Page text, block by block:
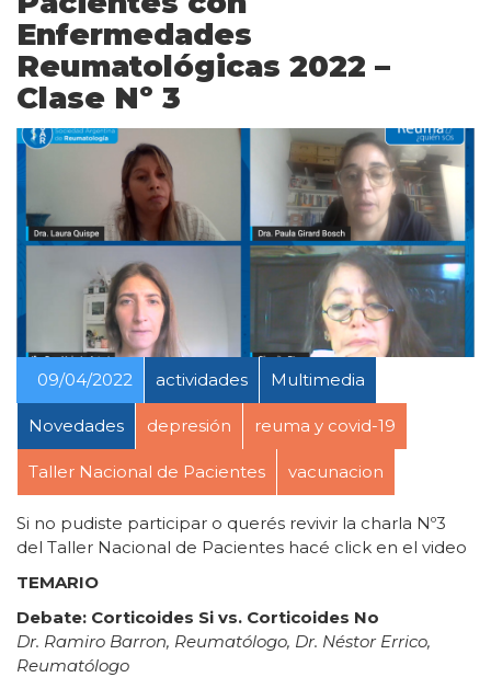
Enfermedades
Reumatológicas 2022 –
Clase Nº 3
09/04/2022 actividades Multimedia
Novedades depresión reuma y covid-19
Taller Nacional de Pacientes vacunacion
Si no pudiste participar o querés revivir la charla Nº3
del Taller Nacional de Pacientes hacé click en el video
TEMARIO
Debate: Corticoides Si vs. Corticoides No
Dr. Ramiro Barron, Reumatólogo, Dr. Néstor Errico,
Reumatólogo